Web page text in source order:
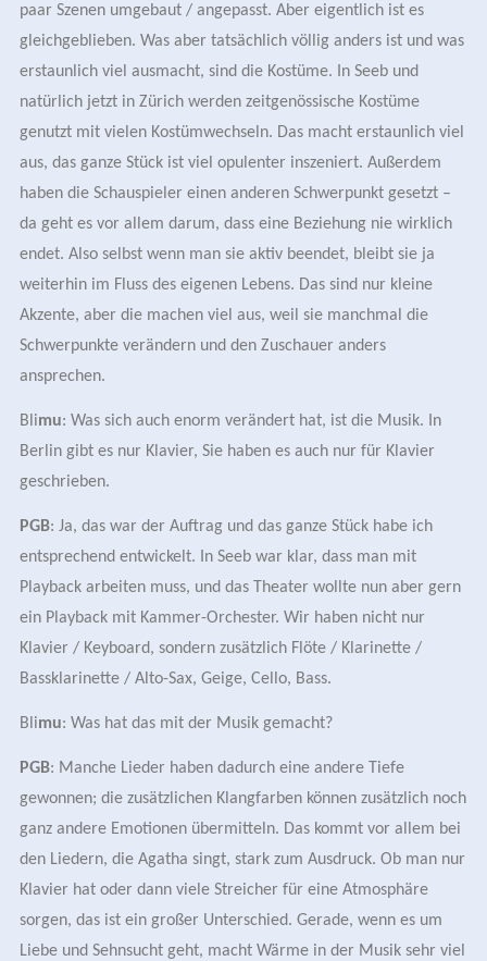
paar Szenen umgebaut / angepasst. Aber eigentlich ist es
gleichgeblieben. Was aber tatsächlich völlig anders ist und was
erstaunlich viel ausmacht, sind die Kostüme. In Seeb und
natürlich jetzt in Zürich werden zeitgenössische Kostüme
genutzt mit vielen Kostümwechseln. Das macht erstaunlich viel
aus, das ganze Stück ist viel opulenter inszeniert. Außerdem
haben die Schauspieler einen anderen Schwerpunkt gesetzt –
da geht es vor allem darum, dass eine Beziehung nie wirklich
endet. Also selbst wenn man sie aktiv beendet, bleibt sie ja
weiterhin im Fluss des eigenen Lebens. Das sind nur kleine
Akzente, aber die machen viel aus, weil sie manchmal die
Schwerpunkte verändern und den Zuschauer anders
ansprechen.
Blimu: Was sich auch enorm verändert hat, ist die Musik. In
Berlin gibt es nur Klavier, Sie haben es auch nur für Klavier
geschrieben.
PGB: Ja, das war der Auftrag und das ganze Stück habe ich
entsprechend entwickelt. In Seeb war klar, dass man mit
Playback arbeiten muss, und das Theater wollte nun aber gern
ein Playback mit Kammer-Orchester. Wir haben nicht nur
Klavier / Keyboard, sondern zusätzlich Flöte / Klarinette /
Bassklarinette / Alto-Sax, Geige, Cello, Bass.
Blimu: Was hat das mit der Musik gemacht?
PGB: Manche Lieder haben dadurch eine andere Tiefe
gewonnen; die zusätzlichen Klangfarben können zusätzlich noch
ganz andere Emotionen übermitteln. Das kommt vor allem bei
den Liedern, die Agatha singt, stark zum Ausdruck. Ob man nur
Klavier hat oder dann viele Streicher für eine Atmosphäre
sorgen, das ist ein großer Unterschied. Gerade, wenn es um
Liebe und Sehnsucht geht, macht Wärme in der Musik sehr viel